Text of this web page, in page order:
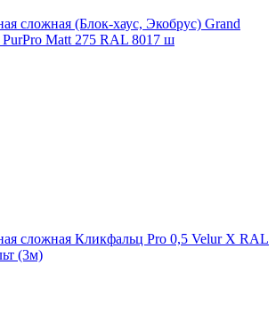
сложная (Блок-хаус, Экобрус) Grand
Matt 275 RAL 8017 ш
сложная Кликфальц Pro 0,5 Velur X RAL
(3м)